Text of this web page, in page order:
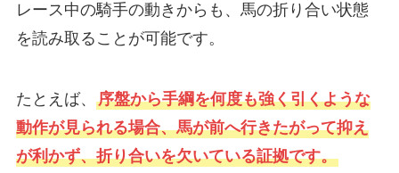
レース中の騎手の動きからも、馬の折り合い状態
を読み取ることが可能です。
たとえば、 序盤から手綱を何度も強く引くような
動作が見られる場合、馬が前へ行きたがって抑え
が利かず、折り合いを欠いている証拠です。